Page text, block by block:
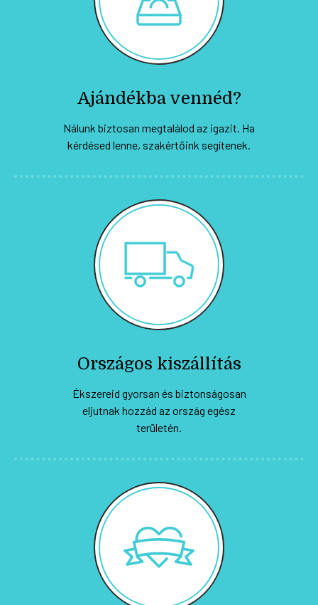
Ajándékba vennéd?
Nálunk biztosan megtalálod az igazit. Ha
kérdésed lenne, szakértőink segítenek.
Országos kiszállítás
Ékszereid gyorsan és biztonságosan
eljutnak hozzád az ország egész
területén.